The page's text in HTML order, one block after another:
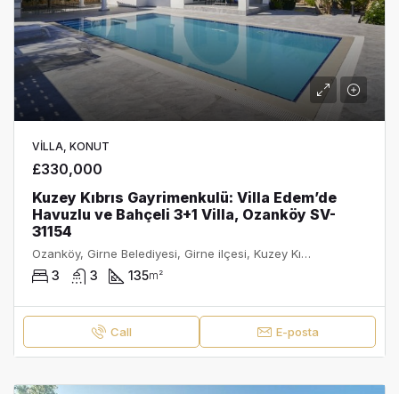
VILLA, KONUT
£330,000
Kuzey Kıbrıs Gayrimenkulü: Villa Edem’de
Havuzlu ve Bahçeli 3+1 Villa, Ozanköy SV-
31154
Ozanköy, Girne Belediyesi, Girne ilçesi, Kuzey Kıbrıs, 9512, Κύπρος - Kıbrıs
3 3 135m²
Call E-posta